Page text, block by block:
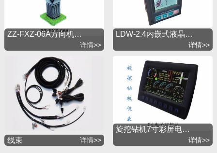
ZZ-FXZ-06A方向机…
详情>>
LDW-2.4内嵌式液晶…
详情>>
线束 详情>>
旋挖钻机7寸彩屏电…
详情>>